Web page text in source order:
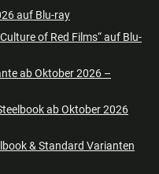
auf Blu-ray
of Red Films“ auf Blu-
ab Oktober 2026 –
ab Oktober 2026
& Standard Varianten